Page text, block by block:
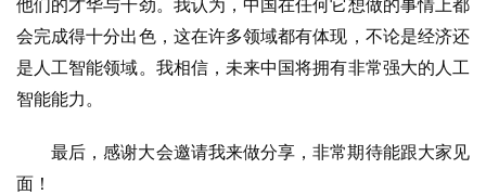
模
型
框
他们的才华与干劲。我认为，中国在任何它想做的事情上都
会完成得十分出色，这在许多领域都有体现，不论是经济还
是人工智能领域。我相信，未来中国将拥有非常强大的人工
智能能力。
最后，感谢大会邀请我来做分享，非常期待能跟大家见
面！